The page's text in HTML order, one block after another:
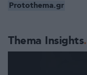
Thema Insights
Protothema.gr